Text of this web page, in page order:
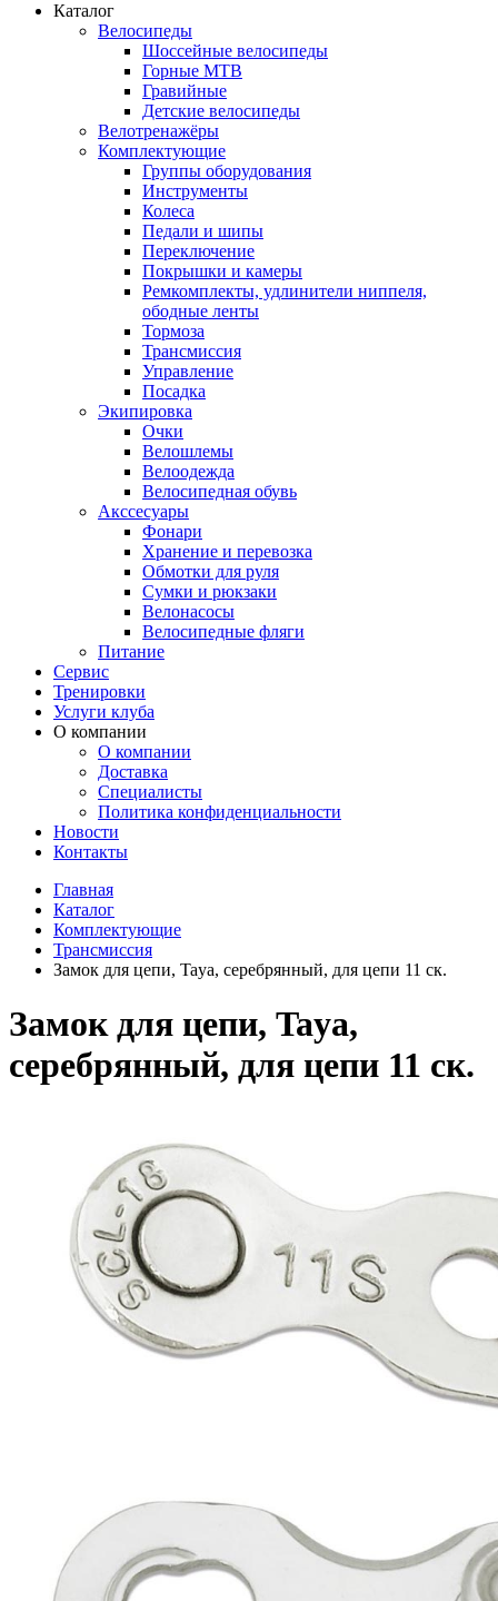
Каталог
Велосипеды
Шоссейные велосипеды
Горные МTB
Гравийные
Детские велосипеды
Велотренажёры
Комплектующие
Группы оборудования
Инструменты
Колеса
Педали и шипы
Переключение
Покрышки и камеры
Ремкомплекты, удлинители ниппеля,
ободные ленты
Тормоза
Трансмиссия
Управление
Посадка
Экипировка
Очки
Велошлемы
Велоодежда
Велосипедная обувь
Акссесуары
Фонари
Хранение и перевозка
Обмотки для руля
Сумки и рюкзаки
Велонасосы
Велосипедные фляги
Питание
Сервис
Тренировки
Услуги клуба
О компании
О компании
Доставка
Специалисты
Политика конфиденциальности
Новости
Контакты
Главная
Каталог
Комплектующие
Трансмиссия
Замок для цепи, Taya, серебрянный, для цепи 11 ск.
Замок для цепи, Taya,
серебрянный, для цепи 11 ск.